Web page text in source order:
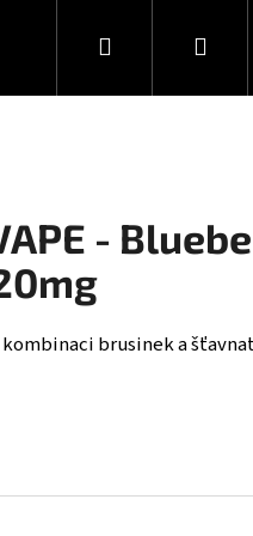
📝 Blog
Hledat
-
brusinek a